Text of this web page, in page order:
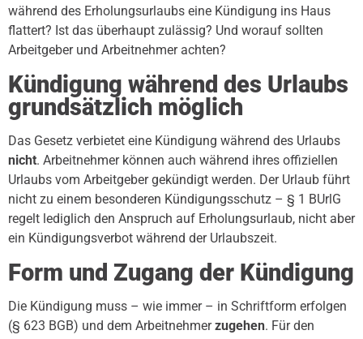
während des Erholungsurlaubs eine Kündigung ins Haus
flattert? Ist das überhaupt zulässig? Und worauf sollten
Arbeitgeber und Arbeitnehmer achten?
Kündigung während des Urlaubs
grundsätzlich möglich
Das Gesetz verbietet eine Kündigung während des Urlaubs
nicht. Arbeitnehmer können auch während ihres offiziellen
Urlaubs vom Arbeitgeber gekündigt werden. Der Urlaub führt
nicht zu einem besonderen Kündigungsschutz – § 1 BUrlG
regelt lediglich den Anspruch auf Erholungsurlaub, nicht aber
ein Kündigungsverbot während der Urlaubszeit.
Form und Zugang der Kündigung
Die Kündigung muss – wie immer – in Schriftform erfolgen
(§ 623 BGB) und dem Arbeitnehmerzugehen. Für den